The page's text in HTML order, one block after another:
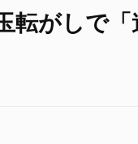
転がしで